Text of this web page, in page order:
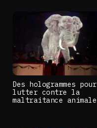
Des hologrammes pour
lutter contre la
maltraitance animale